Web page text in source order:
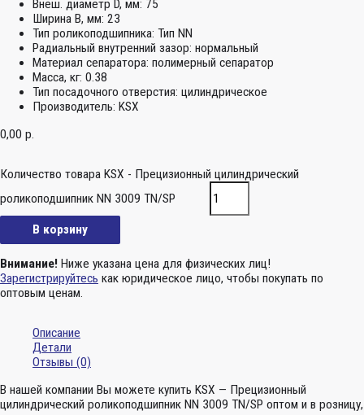
Внеш. диаметр D, мм: 75
Ширина B, мм: 23
Тип роликоподшипника: Тип NN
Радиальный внутренний зазор: нормальный
Материал сепаратора: полимерный сепаратор
Масса, кг: 0.38
Тип посадочного отверстия: цилиндрическое
Производитель: KSX
0,00 р.
Количество товара KSX - Прецизионный цилиндрический
роликоподшипник NN 3009 TN/SP
В корзину
Внимание! Ниже указана цена для физических лиц!
Зарегистрируйтесь как юридическое лицо, чтобы покупать по
оптовым ценам.
Описание
Детали
Отзывы (0)
В нашей компании Вы можете купить KSX — Прецизионный
цилиндрический роликоподшипник NN 3009 TN/SP оптом и в розницу,